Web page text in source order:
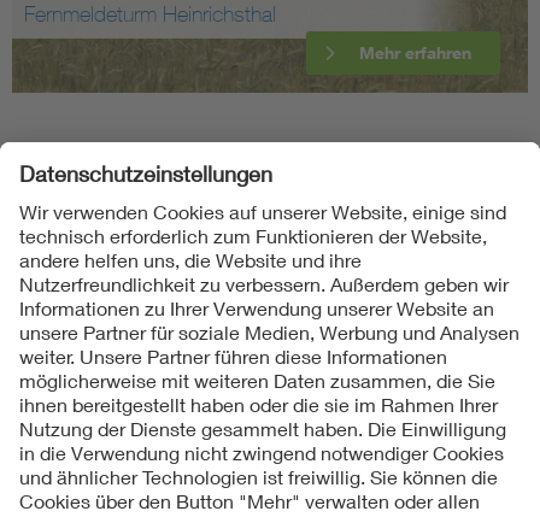
Fernmeldeturm Heinrichsthal
Mehr erfahren
Folgen Sie uns
Kontakte
Service